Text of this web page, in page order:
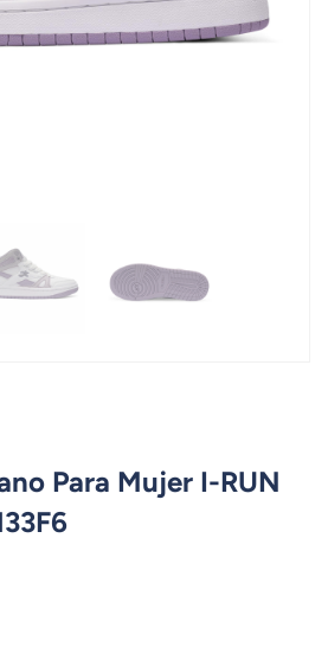
Para Mujer I-RUN